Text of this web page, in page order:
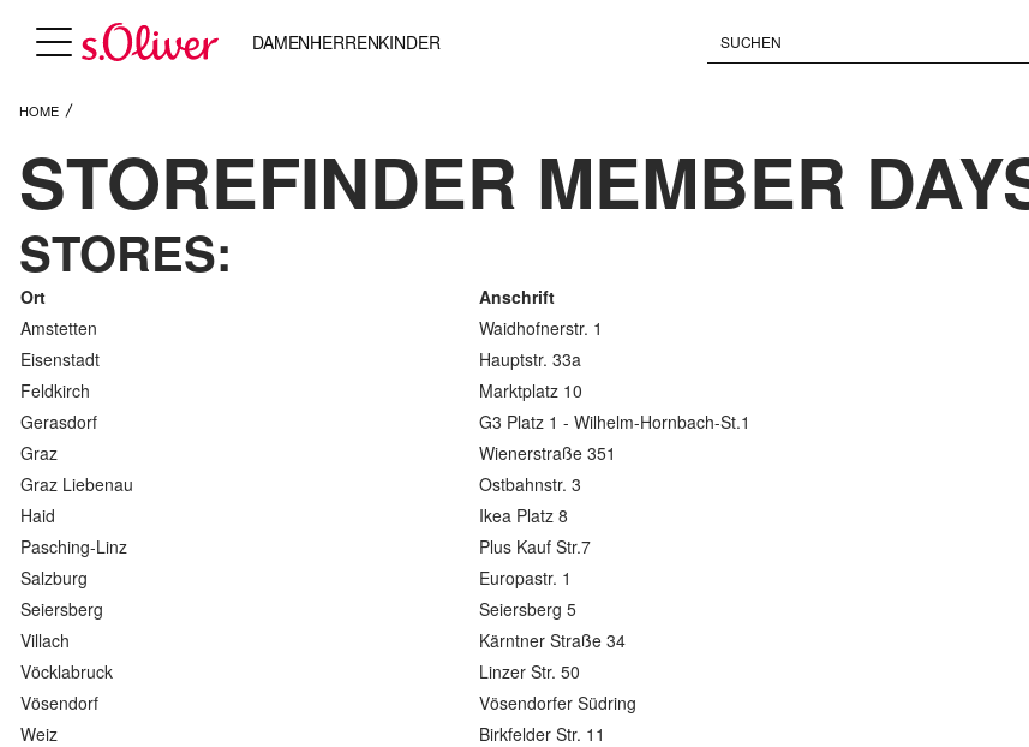
DAMENHERRENKINDER
HOME
STOREFINDER MEMBER
STORES:
Ort Anschrift
Amstetten
Waidhofnerstr. 1
Eisenstadt
Hauptstr. 33a
Feldkirch
Marktplatz 10
Gerasdorf
G3 Platz 1 - Wilhelm-Hornbach-St.1
Graz
Wienerstraße 351
Graz Liebenau
Ostbahnstr. 3
Haid
Ikea Platz 8
Pasching-Linz
Plus Kauf Str.7
Salzburg
Europastr. 1
Seiersberg
Seiersberg 5
Villach
Kärntner Straße 34
Vöcklabruck
Linzer Str. 50
Vösendorf
Vösendorfer Südring
Weiz
Birkfelder Str. 11